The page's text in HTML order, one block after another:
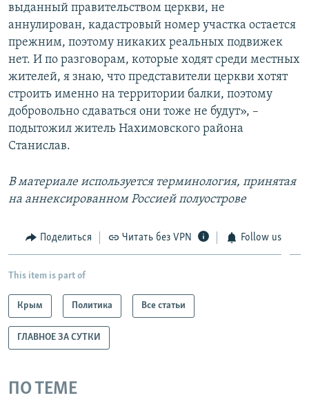
выданный правительством церкви, не
аннулирован, кадастровый номер участка остается
прежним, поэтому никаких реальных подвижек
нет. И по разговорам, которые ходят среди местных
жителей, я знаю, что представители церкви хотят
строить именно на территории балки, поэтому
добровольно сдаваться они тоже не будут», –
подытожил житель Нахимовского района
Станислав.
В материале используется терминология, принятая
на аннексированном Россией полуострове
Поделиться Читать без VPN Follow us
This item is part of
Крым Политика Все статьи
ГЛАВНОЕ ЗА СУТКИ
ПО ТЕМЕ